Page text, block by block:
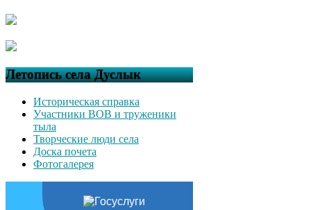
Летопись села Дуслык
Историческая справка
Участники ВОВ и труженики
тыла
Творческие люди села
Доска почета
Фотогалерея